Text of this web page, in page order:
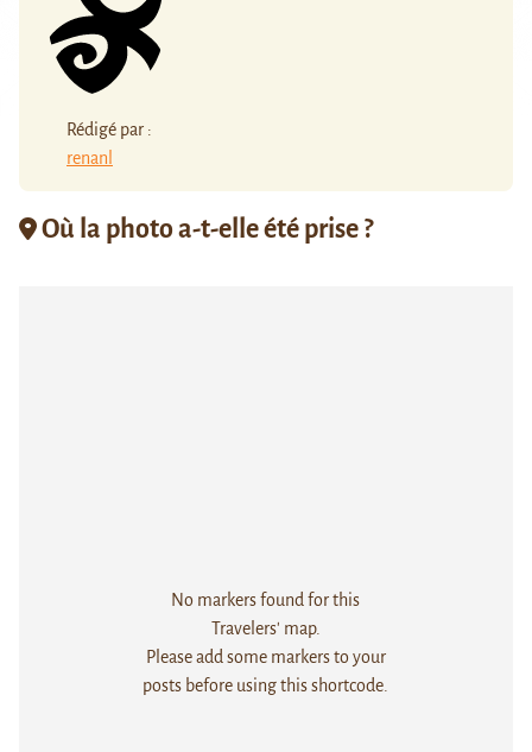
Rédigé par :
renanl
Où la photo a-t-elle été prise ?
No markers found for this
Travelers' map.
Please add some markers to your
posts before using this shortcode.